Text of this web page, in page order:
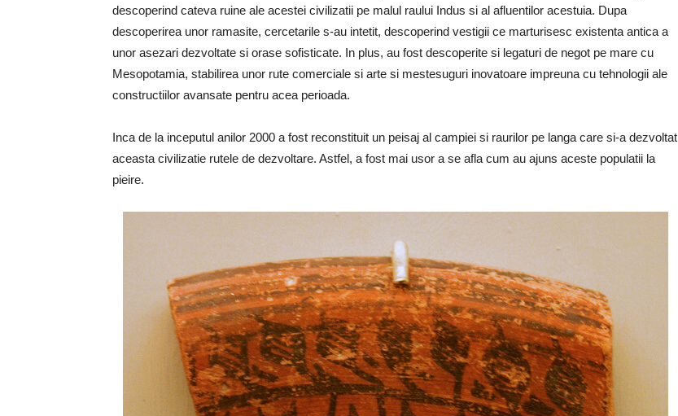
descoperind cateva ruine ale acestei civilizatii pe malul raului Indus si al afluentilor acestuia. Dupa
descoperirea unor ramasite, cercetarile s-au intetit, descoperind vestigii ce marturisesc existenta antica a
unor asezari dezvoltate si orase sofisticate. In plus, au fost descoperite si legaturi de negot pe mare cu
Mesopotamia, stabilirea unor rute comerciale si arte si mestesuguri inovatoare impreuna cu tehnologii ale
constructiilor avansate pentru acea perioada.
Inca de la inceputul anilor 2000 a fost reconstituit un peisaj al campiei si raurilor pe langa care si-a dezvoltat
aceasta civilizatie rutele de dezvoltare. Astfel, a fost mai usor a se afla cum au ajuns aceste populatii la
pieire.